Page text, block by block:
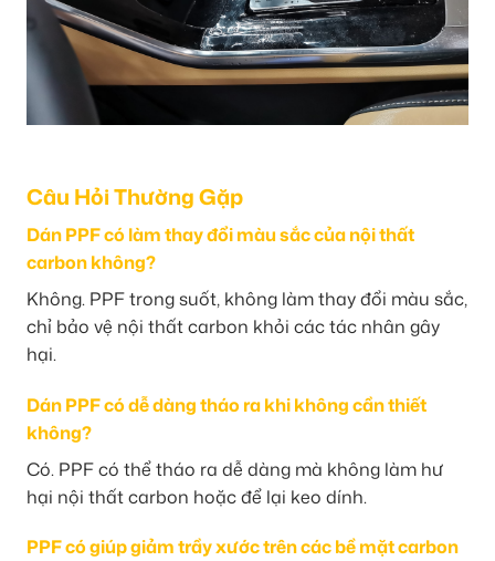
Câu Hỏi Thường Gặp
Dán PPF có làm thay đổi màu sắc của nội thất
carbon không?
Không. PPF trong suốt, không làm thay đổi màu sắc,
chỉ bảo vệ nội thất carbon khỏi các tác nhân gây
hại.
Dán PPF có dễ dàng tháo ra khi không cần thiết
không?
Có. PPF có thể tháo ra dễ dàng mà không làm hư
hại nội thất carbon hoặc để lại keo dính.
PPF có giúp giảm trầy xước trên các bề mặt carbon